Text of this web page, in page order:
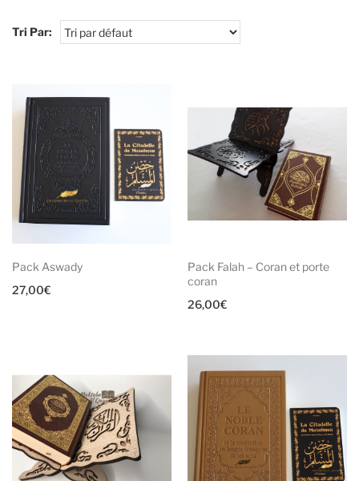
Tri Par:
Pack Aswady
27,00€
Pack Falah – Coran et porte
coran
26,00€